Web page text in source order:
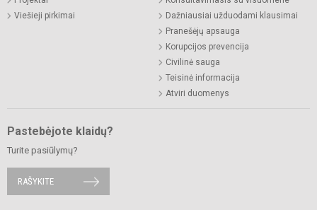
Viešieji pirkimai
Dažniausiai užduodami klausimai
Pranešėjų apsauga
Korupcijos prevencija
Civilinė sauga
Teisinė informacija
Atviri duomenys
Pastebėjote klaidų?
Turite pasiūlymų?
RAŠYKITE